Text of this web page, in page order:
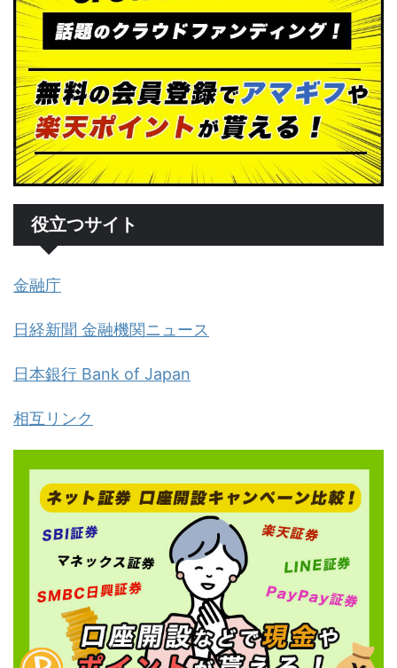
役立つサイト
金融庁
日経新聞 金融機関ニュース
日本銀行 Bank of Japan
相互リンク